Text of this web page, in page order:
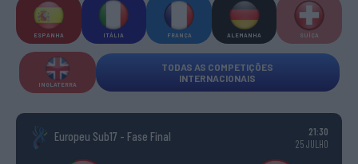
ESPANHA ITÁLIA FRANÇA ALEMANHA SUÍÇA
INGLATERRA
TODAS AS COMPETIÇÕES
INTERNACIONAIS
Europeu Sub17 - Fase Final
21:30
25 JULHO